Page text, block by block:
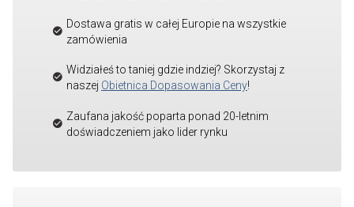
Dostawa gratis w całej Europie na wszystkie
zamówienia
Widziałeś to taniej gdzie indziej? Skorzystaj z
naszej Obietnica Dopasowania Ceny!
Zaufana jakość poparta ponad 20-letnim
doświadczeniem jako lider rynku